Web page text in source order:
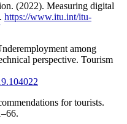
(2022). Measuring digital
https://www.itu.int/itu-
among
perspective. Tourism
for tourists.